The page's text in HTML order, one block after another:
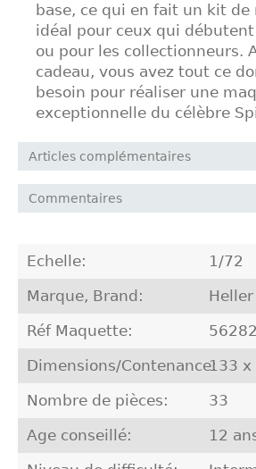
base, ce qui en fait un kit de
idéal pour ceux qui
ou pour les collectionneurs.
cadeau, vous avez tout ce
besoin pour réaliser une
exceptionnelle du célèbre
Articles complémentaires
Commentaires
Echelle: 1/72
Marque, Brand: Heller
Réf Maquette: 56282
Dimensions/Contenance:133 x
Nombre de pièces: 33
Age conseillé: 12